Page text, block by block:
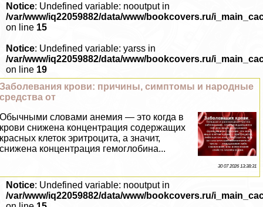
Notice: Undefined variable: nooutput in
/var/www/iq22059882/data/www/bookcovers.ru/
on line 15
Notice: Undefined variable: yarss in
/var/www/iq22059882/data/www/bookcovers.ru/
on line 19
Заболевания крови: причины, симптомы и народные
средства от
Обычными словами анемия — это когда в
крови снижена концентрация содержащих
красных клеток эритроцита, а значит,
снижена концентрация гемоглобина...
30 07 2026 13:38:31
Notice: Undefined variable: nooutput in
/var/www/iq22059882/data/www/bookcovers.ru/